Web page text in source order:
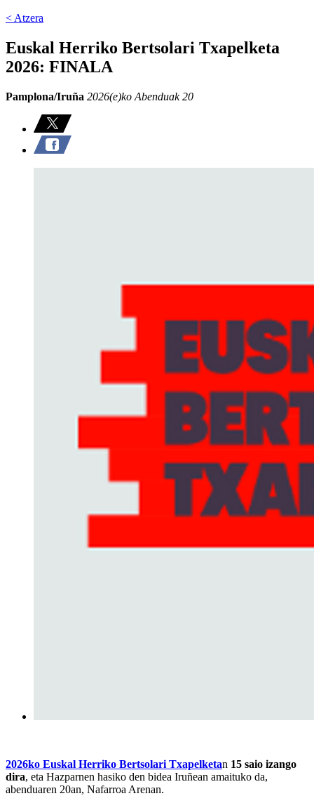
< Atzera
Euskal Herriko Bertsolari Txapelketa
2026: FINALA
Pamplona/Iruña 2026(e)ko Abenduak 20
2026ko Euskal Herriko Bertsolari Txapelketan 15 saio izango
dira, eta Hazparnen hasiko den bidea Iruñean amaituko da,
abenduaren 20an, Nafarroa Arenan.